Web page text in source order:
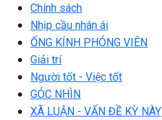
Chính sách
Nhịp cầu nhân ái
ỐNG KÍNH PHÓNG VIÊN
Giải trí
Người tốt - Việc tốt
GÓC NHÌN
XÃ LUẬN - VẤN ĐỀ KỲ NÀY